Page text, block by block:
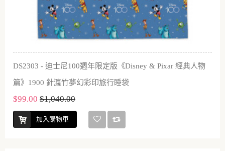
DS2303 - 迪士尼100週年限定版《Disney & Pixar 經典人物
篇》1900 針瀛竹夢幻彩印旅行睡袋
$99.00 $1,040.00
加入購物車